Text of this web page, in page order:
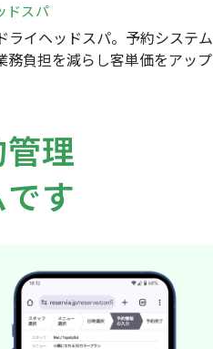
ドスパ
ライヘッドスパ。予約システム
務負担を減らし客単価をアップ
理
す